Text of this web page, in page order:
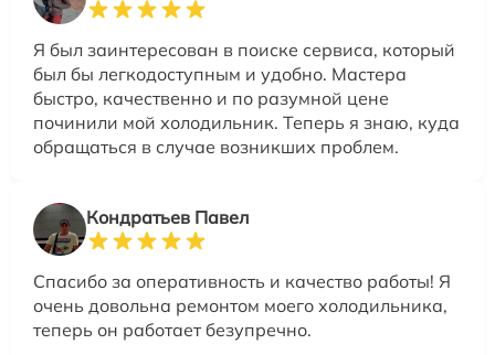
Я был заинтересован в поиске сервиса, который
был бы легкодоступным и удобно. Мастера
быстро, качественно и по разумной цене
починили мой холодильник. Теперь я знаю, куда
обращаться в случае возникших проблем.
Кондратьев Павел
Спасибо за оперативность и качество работы! Я
очень довольна ремонтом моего холодильника,
теперь он работает безупречно.